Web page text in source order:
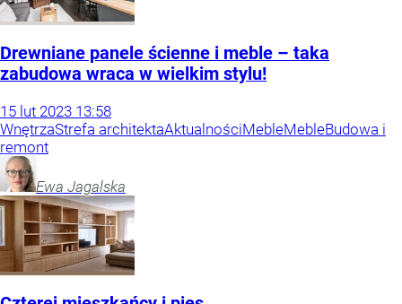
Drewniane panele ścienne i meble – taka
zabudowa wraca w wielkim stylu!
15 lut 2023 13:58
WnętrzaStrefa architektaAktualnościMebleMebleBudowa i
remont
Ewa Jagalska